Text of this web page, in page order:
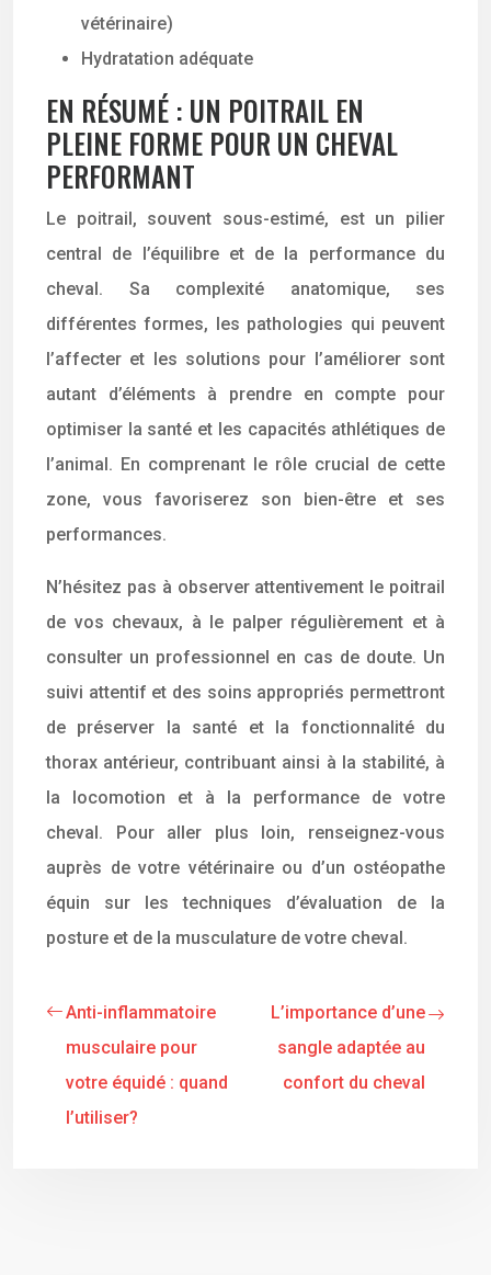
vétérinaire)
Hydratation adéquate
EN RÉSUMÉ : UN POITRAIL EN
PLEINE FORME POUR UN CHEVAL
PERFORMANT
Le poitrail, souvent sous-estimé, est un pilier
central de l’équilibre et de la performance du
cheval. Sa complexité anatomique, ses
différentes formes, les pathologies qui peuvent
l’affecter et les solutions pour l’améliorer sont
autant d’éléments à prendre en compte pour
optimiser la santé et les capacités athlétiques de
l’animal. En comprenant le rôle crucial de cette
zone, vous favoriserez son bien-être et ses
performances.
N’hésitez pas à observer attentivement le poitrail
de vos chevaux, à le palper régulièrement et à
consulter un professionnel en cas de doute. Un
suivi attentif et des soins appropriés permettront
de préserver la santé et la fonctionnalité du
thorax antérieur, contribuant ainsi à la stabilité, à
la locomotion et à la performance de votre
cheval. Pour aller plus loin, renseignez-vous
auprès de votre vétérinaire ou d’un ostéopathe
équin sur les techniques d’évaluation de la
posture et de la musculature de votre cheval.
Anti-inflammatoire
musculaire pour
votre équidé : quand
l’utiliser?
L’importance d’une
sangle adaptée au
confort du cheval